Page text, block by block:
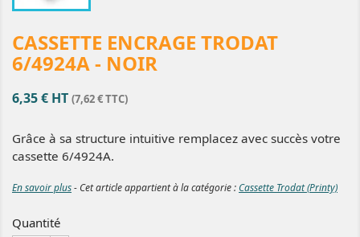
CASSETTE ENCRAGE TRODAT
6/4924A - NOIR
6,35 € HT (7,62 € TTC)
Grâce à sa structure intuitive remplacez avec succès votre
cassette 6/4924A.
En savoir plus- Cet article appartient à la catégorie :Cassette Trodat (Printy)
Quantité